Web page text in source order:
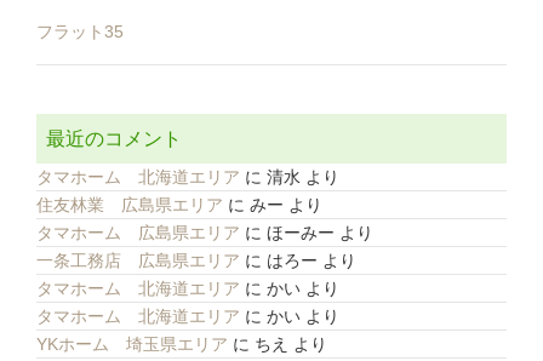
フラット35
最近のコメント
タマホーム 北海道エリア に 清水 より
住友林業 広島県エリア に みー より
タマホーム 広島県エリア に ほーみー より
一条工務店 広島県エリア に はろー より
タマホーム 北海道エリア に かい より
タマホーム 北海道エリア に かい より
YKホーム 埼玉県エリア に ちえ
より